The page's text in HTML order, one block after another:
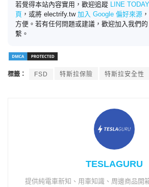
若覺得本站內容實用，歡迎追蹤 LINE TODAY
頁 ，或將 electrify.tw 加入 Google 偏好來源
方便。若有任何問題或建議，歡迎加入我們的
繫。
標籤： FSD 特斯拉保險 特斯拉安全性
TESLAGURU
提供純電車新知、用車知識、周邊商品開